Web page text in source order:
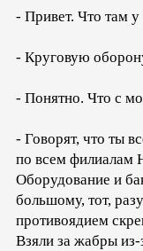
- Привет. Что там
- Круговую
- Понятно. Что с
- Говорят, что ты
по всем филиалам
Оборудование и
большому, тот,
противоядием
Взяли за жабры из-